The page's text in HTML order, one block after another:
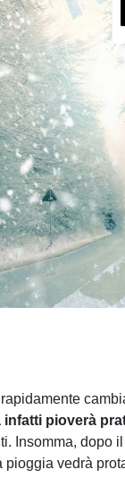
infatti pioverà
Insomma, dopo
pioggia vedrà